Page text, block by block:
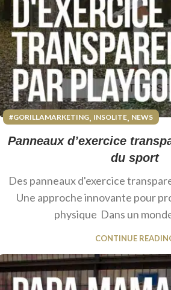
#GORILLAMARKETING, INSOLITE, NEWS
Panneaux d’exercice
du sport
Des panneaux d'exercice
Une approche innovante pour
physique Dans un
CONTINUE